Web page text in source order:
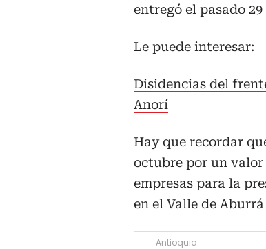
entregó el pasado
Le puede interesar:
Disidencias del
Anorí
Hay que recordar
octubre por un valor
empresas para la
en el Valle de
Antioquia